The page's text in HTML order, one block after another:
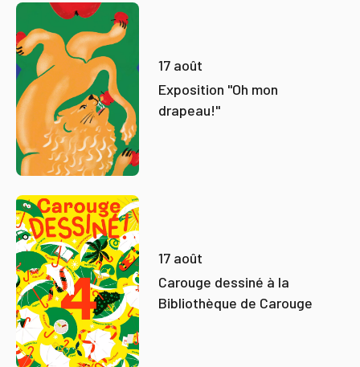
17 août
Exposition "Oh mon
drapeau!"
17 août
Carouge dessiné à la
Bibliothèque de Carouge